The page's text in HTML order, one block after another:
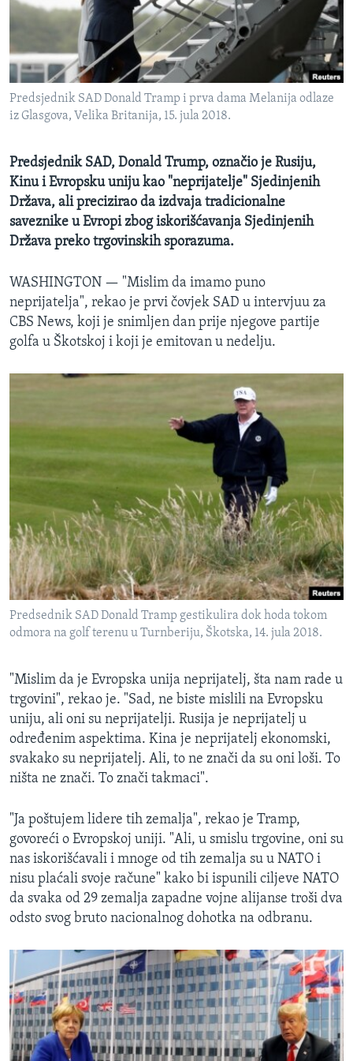
MAGAZIN
O GLASU AMERIKE
Learning English
Jezici
Predsjednik SAD Donald Tramp i prva dama Melanija odlaze
iz Glasgova, Velika Britanija, 15. jula 2018.
Predsjednik SAD, Donald Trump, označio je Rusiju,
Kinu i Evropsku uniju kao "neprijatelje" Sjedinjenih
Država, ali precizirao da izdvaja tradicionalne
saveznike u Evropi zbog iskorišćavanja Sjedinjenih
Država preko trgovinskih sporazuma.
WASHINGTON — "Mislim da imamo puno
neprijatelja", rekao je prvi čovjek SAD u intervjuu za
CBS News, koji je snimljen dan prije njegove partije
golfa u Škotskoj i koji je emitovan u nedelju.
Predsednik SAD Donald Tramp gestikulira dok hoda tokom
odmora na golf terenu u Turnberiju, Škotska, 14. jula 2018.
"Mislim da je Evropska unija neprijatelj, šta nam rade u
trgovini", rekao je. "Sad, ne biste mislili na Evropsku
uniju, ali oni su neprijatelji. Rusija je neprijatelj u
određenim aspektima. Kina je neprijatelj ekonomski,
svakako su neprijatelj. Ali, to ne znači da su oni loši. To
ništa ne znači. To znači takmaci".
"Ja poštujem lidere tih zemalja", rekao je Tramp,
govoreći o Evropskoj uniji. "Ali, u smislu trgovine, oni su
nas iskorišćavali i mnoge od tih zemalja su u NATO i
nisu plaćali svoje račune" kako bi ispunili ciljeve NATO
da svaka od 29 zemalja zapadne vojne alijanse troši dva
odsto svog bruto nacionalnog dohotka na odbranu.